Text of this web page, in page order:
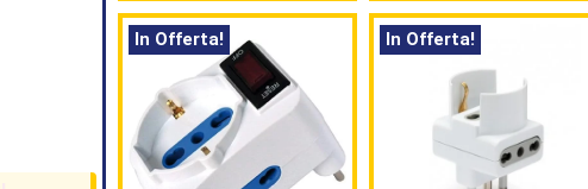
In Offerta! In Offerta!